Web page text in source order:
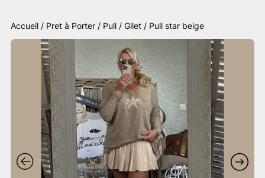
Accueil / Pret à Porter / Pull / Gilet / Pull star beige